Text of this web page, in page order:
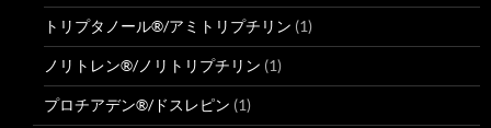
トリプタノール®/アミトリプチリン (1)
ノリトレン®/ノリトリプチリン (1)
プロチアデン®/ドスレピン (1)